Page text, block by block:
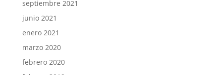
septiembre 2021
junio 2021
enero 2021
marzo 2020
febrero 2020